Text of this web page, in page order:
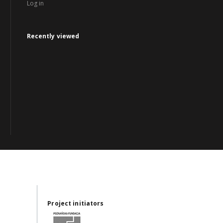
Log in
Recently viewed
Project initiators